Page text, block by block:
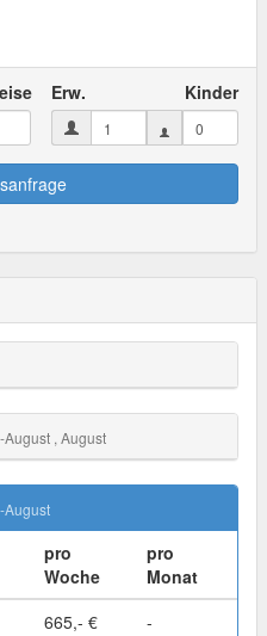
Erw. Kinder
August , August
August
pro
Woche
pro
Monat
665,- €
-